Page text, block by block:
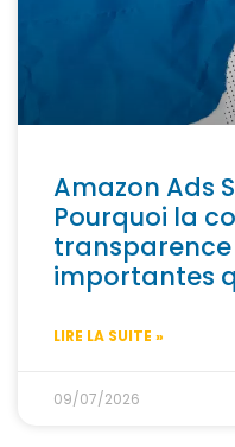
Amazon Ads
Pourquoi la
importantes
LIRE LA SUITE »
09/07/2026